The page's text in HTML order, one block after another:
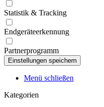
Statistik & Tracking
Endgeräteerkennung
Partnerprogramm
Menü schließen
Kategorien